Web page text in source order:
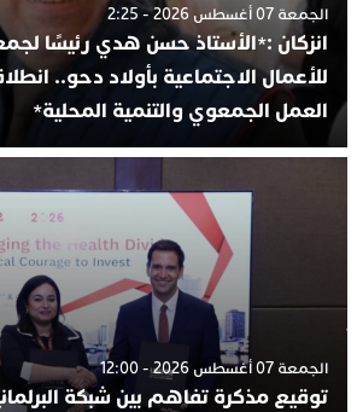
الجمعة 07 أغسطس 2026 - 2:25
انزكان :*الأستاذ حسن هدي رئيسًا
للأعمال الاجتماعية بأولاد دحو..
العمل الجمعوي والتنمية المحلية*
الجمعة 07 أغسطس 2026 - 12:00
توقيع مذكرة تفاهم بين شبكة